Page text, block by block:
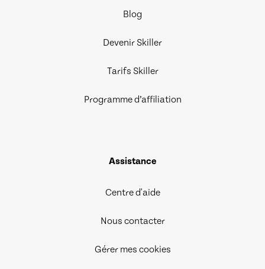
Blog
Devenir Skiller
Tarifs Skiller
Programme d’affiliation
Assistance
Centre d'aide
Nous contacter
Gérer mes cookies